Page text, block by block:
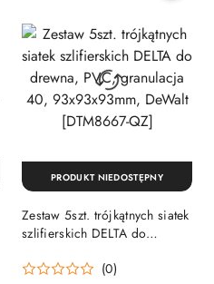
Zestaw 5szt. trójkątnych siatek
szlifierskich DELTA do
93x93x93mm, DeWalt
(0)
PRODUKT NIEDOSTĘPNY